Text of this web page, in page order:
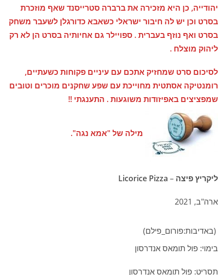
יהודייה, כן היא מזכירה את ברברה סטרייסנד שאף מוזכרת
בסרט וכן יש לה חיבור ישראלי כשאבא כדורגלן לשעבר משחק
בסרט ואף נוזף בעברית . ספויילר גם אחיותיה בסרט הן לא רק
ליהוק מוצלח .
לסיכום סרט שמחזיק אתכם עם עיניים פקוחות כשעתיים,
רומנטיקה אסתטית מחוייכת עם שפע שחקנים מוכרים וטובים
שמפציצים באפיזודות משוגעות . התענגתי !!
מילה של "אמא נגה".
ליקריץ פיצה –
Licorice Pizza
ארה"ב, 2021
(באדיבות:פורום_פילם)
בימוי: פול תומאס אנדרסון
תסריט: פול תומאס אנדרסון